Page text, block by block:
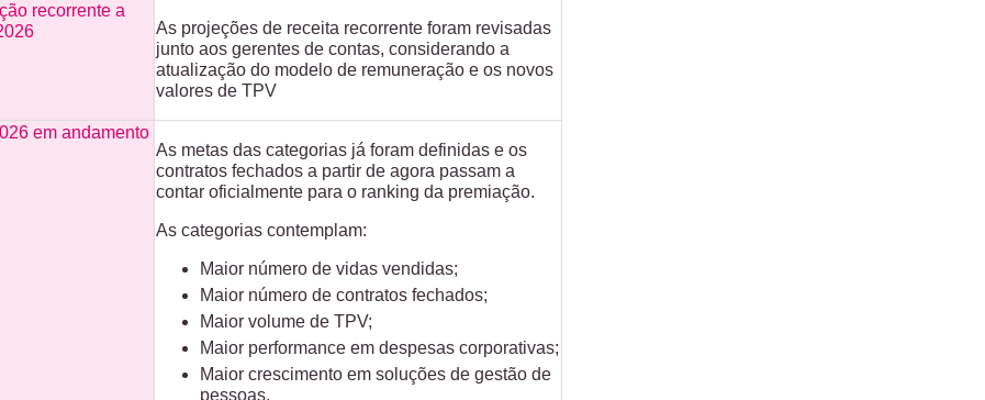
recorrente a
As projeções de receita recorrente foram revisadas
junto aos gerentes de contas, considerando a
atualização do modelo de remuneração e os novos
valores de TPV
em andamento
As metas das categorias já foram definidas e os
contratos fechados a partir de agora passam a
contar oficialmente para o ranking da premiação.
As categorias contemplam:
Maior número de vidas vendidas;
Maior número de contratos fechados;
Maior volume de TPV;
Maior performance em despesas corporativas;
Maior crescimento em soluções de gestão de
pessoas.